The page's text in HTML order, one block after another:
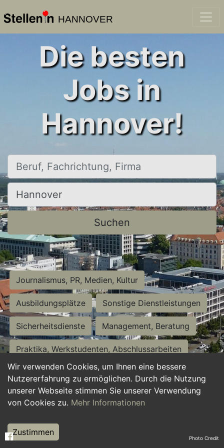
HANNOVER
Wir verwenden Cookies, um Ihnen eine bessere
Nutzererfahrung zu ermöglichen. Durch die Nutzung
unserer Webseite stimmen Sie unserer Verwendung
von Cookies zu. Mehr Informationen
Zustimmen
Die besten
Jobs in
Hannover!
Beruf, Fachrichtung, Firma
Ort, Stadt
Suchen
Journalismus, PR, Medien, Kultur
Ausbildungsplätze Sonstige Dienstleistungen
Sicherheitsdienste Management, Beratung
Praktika, Werkstudenten, Abschlussarbeiten
Personalwesen Assistenz, Sekretariat
Hilfskräfte, Aushilfs- und Nebenjobs
Weiterbildung, Studium, duale Ausbildung Photo Credit